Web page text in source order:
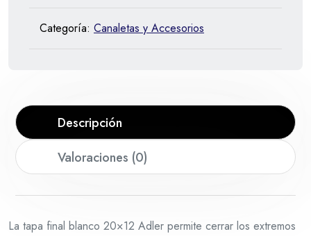
Categoría: Canaletas y Accesorios
Descripción
Valoraciones (0)
La tapa final blanco 20×12 Adler permite cerrar los extremos